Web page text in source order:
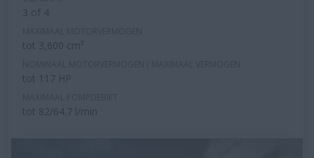
3 of 4
tot 3,600 cm³
tot 117 HP
tot 82/64.7 l/min